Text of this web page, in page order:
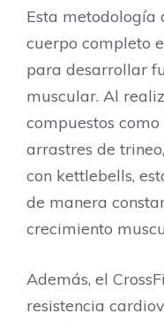
Esta metodología
cuerpo completo
para desarrollar
muscular. Al
compuestos
arrastres de
con kettlebells,
de manera
crecimiento
Además, el
resistencia